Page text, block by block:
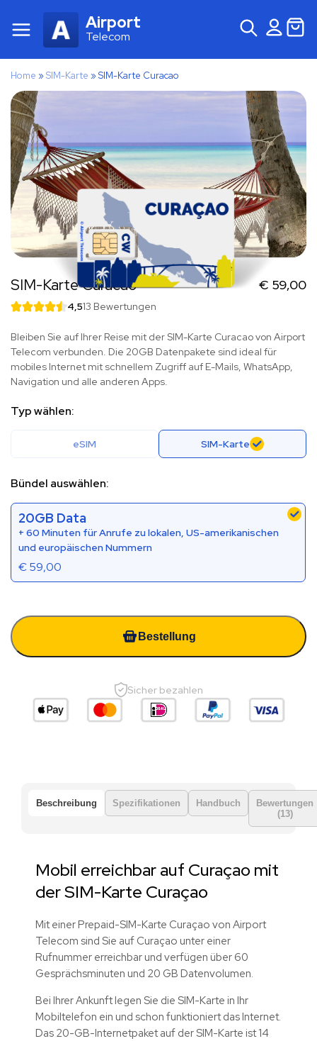
Airport
Telecom
Home »SIM-Karte »SIM-Karte Curacao
SIM-Karte Curacao € 59,00
4,513 Bewertungen
Bleiben Sie auf Ihrer Reise mit der SIM-Karte Curacao von Airport
Telecom verbunden. Die 20GB Datenpakete sind ideal für
mobiles Internet mit schnellem Zugriff auf E-Mails, WhatsApp,
Navigation und alle anderen Apps.
Typ wählen:
eSIM SIM-Karte
Bündel auswählen:
20GB Data
+ 60 Minuten für Anrufe zu lokalen, US-amerikanischen
und europäischen Nummern
€59,00
Bestellung
Sicher bezahlen
Beschreibung Spezifikationen Handbuch
Bewertungen
(13)
Mobil erreichbar auf Curaçao mit
der SIM-Karte Curaçao
Mit einer Prepaid-SIM-Karte Curaçao von Airport
Telecom sind Sie auf Curaçao unter einer
Rufnummer erreichbar und verfügen über 60
Gesprächsminuten und 20 GB Datenvolumen.
Bei Ihrer Ankunft legen Sie die SIM-Karte in Ihr
Mobiltelefon ein und schon funktioniert das Internet.
Das 20-GB-Internetpaket auf der SIM-Karte ist 14